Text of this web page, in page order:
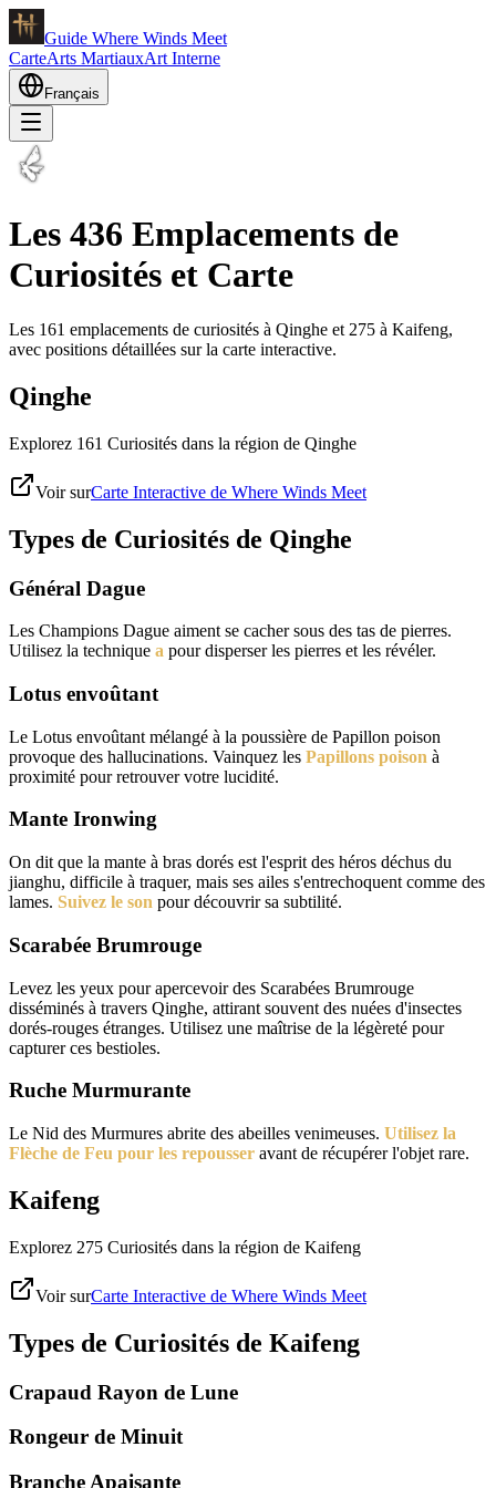
Guide Where Winds Meet
CarteArts MartiauxArt Interne
Français
Les 436 Emplacements de
Curiosités et Carte
Les 161 emplacements de curiosités à Qinghe et 275 à Kaifeng,
avec positions détaillées sur la carte interactive.
Qinghe
Explorez 161 Curiosités dans la région de Qinghe
Voir surCarte Interactive de Where Winds Meet
Types de Curiosités de Qinghe
Général Dague
Les Champions Dague aiment se cacher sous des tas de pierres.
Utilisez la technique a pour disperser les pierres et les révéler.
Lotus envoûtant
Le Lotus envoûtant mélangé à la poussière de Papillon poison
provoque des hallucinations. Vainquez les Papillons poison à
proximité pour retrouver votre lucidité.
Mante Ironwing
On dit que la mante à bras dorés est l'esprit des héros déchus du
jianghu, difficile à traquer, mais ses ailes s'entrechoquent comme des
lames. Suivez le son pour découvrir sa subtilité.
Scarabée Brumrouge
Levez les yeux pour apercevoir des Scarabées Brumrouge
disséminés à travers Qinghe, attirant souvent des nuées d'insectes
dorés-rouges étranges. Utilisez une maîtrise de la légèreté pour
capturer ces bestioles.
Ruche Murmurante
Le Nid des Murmures abrite des abeilles venimeuses. Utilisez la
Flèche de Feu pour les repousser avant de récupérer l'objet rare.
Kaifeng
Explorez 275 Curiosités dans la région de Kaifeng
Voir surCarte Interactive de Where Winds Meet
Types de Curiosités de Kaifeng
Crapaud Rayon de Lune
Rongeur de Minuit
Branche Apaisante